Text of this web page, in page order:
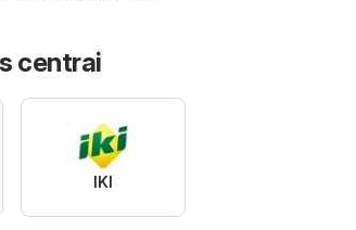
centrai
IKI